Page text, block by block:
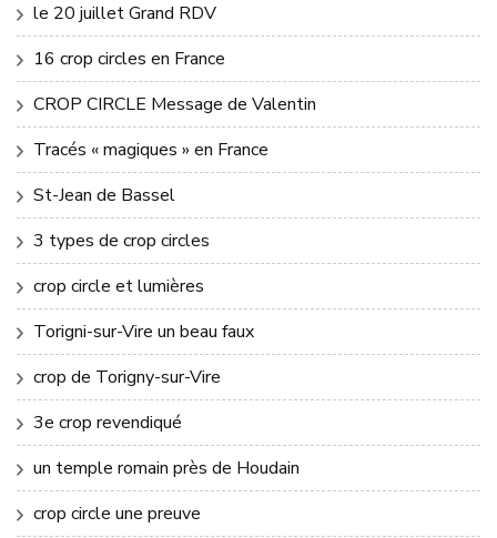
le 20 juillet Grand RDV
16 crop circles en France
CROP CIRCLE Message de Valentin
Tracés « magiques » en France
St-Jean de Bassel
3 types de crop circles
crop circle et lumières
Torigni-sur-Vire un beau faux
crop de Torigny-sur-Vire
3e crop revendiqué
un temple romain près de Houdain
crop circle une preuve